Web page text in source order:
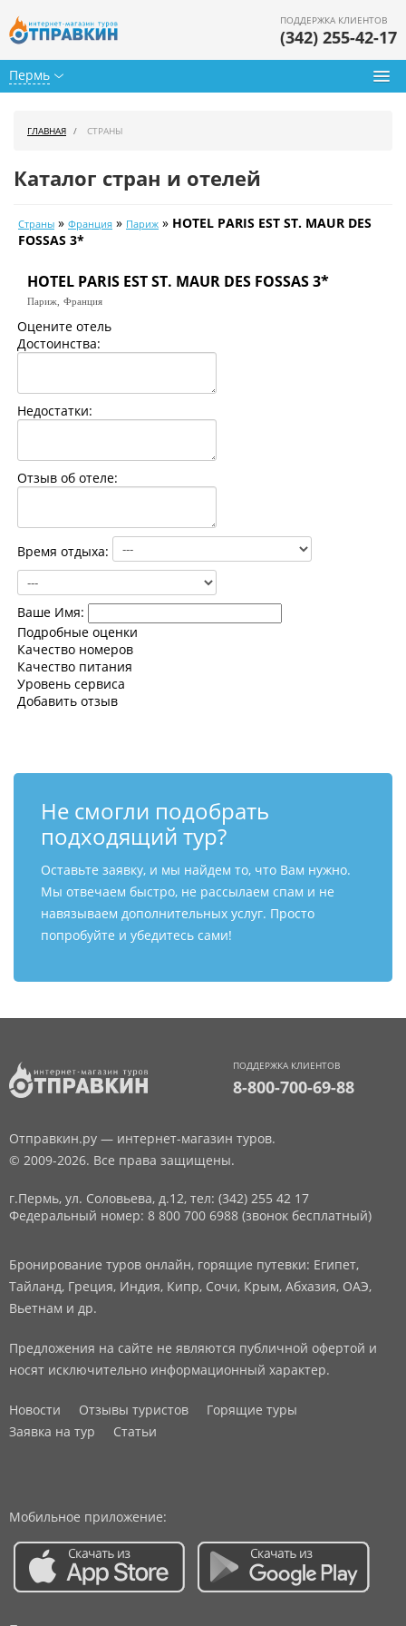
Пермь
ПОДДЕРЖКА КЛИЕНТОВ
(342) 255-42-17
Календарь туров
Страны
Как купить
Контакты
ГЛАВНАЯ СТРАНЫ
Каталог стран и отелей
Страны » Франция » Париж » HOTEL PARIS EST ST. MAUR DES
FOSSAS 3*
HOTEL PARIS EST ST. MAUR DES FOSSAS 3*
Париж, Франция
Оцените отель
Достоинства:
Недостатки:
Отзыв об отеле:
Время отдыха:
Ваше Имя:
Подробные оценки
Качество номеров
Качество питания
Уровень сервиса
Добавить отзыв
Не смогли подобрать
подходящий тур?
Оставьте заявку, и мы найдем то, что Вам нужно.
Мы отвечаем быстро, не рассылаем спам и не
навязываем дополнительных услуг. Просто
попробуйте и убедитесь сами!
ПОДДЕРЖКА КЛИЕНТОВ
8-800-700-69-88
Отправкин.ру — интернет-магазин туров.
© 2009-2026. Все права защищены.
г.Пермь, ул. Соловьева, д.12, тел: (342) 255 42 17
Федеральный номер: 8 800 700 6988 (звонок бесплатный)
Бронирование туров онлайн, горящие путевки: Египет,
Тайланд, Греция, Индия, Кипр, Сочи, Крым, Абхазия, ОАЭ,
Вьетнам и др.
Предложения на сайте не являются публичной офертой и
носят исключительно информационный характер.
Новости Отзывы туристов
Горящие туры
Заявка на тур
Статьи
Мобильное приложение: